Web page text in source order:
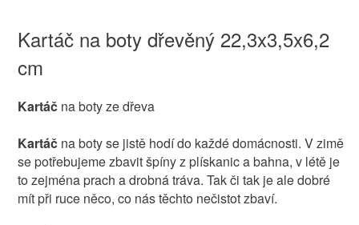
Kartáč na boty dřevěný 22,3x3,5x6,2
cm
Kartáčna boty ze dřeva
Kartáčna boty se jistě hodí do každé domácnosti. V zimě
se potřebujeme zbavit špíny z plískanic a bahna, v létě je
to zejména prach a drobná tráva. Tak či tak je ale dobré
mít při ruce něco, co nás těchto nečistot zbaví.